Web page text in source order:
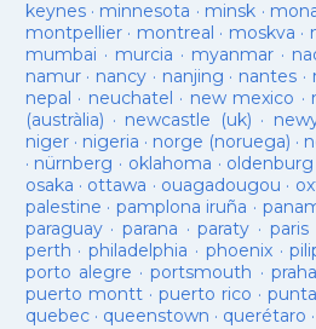
keynes· minnesota · minsk ·
montpellier· montreal · moskva ·
mumbai · murcia · myanmar·
namur· nancy · nanjing · nantes ·
nepal · neuchatel · new mexico ·
(austràlia) · newcastle (uk) ·
niger· nigeria · norge (noruega) ·
· nürnberg · oklahoma · oldenburg
osaka · ottawa · ouagadougou ·
palestine · pamplona iruña ·
paraguay· parana ·paraty · paris
perth ·philadelphia · phoenix·
porto alegre ·portsmouth ·praha
puerto montt· puerto rico ·
quebec· queenstown · querétaro ·